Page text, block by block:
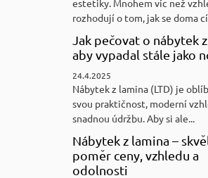
estetiky. Mnohem víc než
rozhodují o tom, jak se doma
Jak pečovat o nábytek
aby vypadal stále jako
24.4.2025
Nábytek z lamina (LTD) je
svou praktičnost, moderní
snadnou údržbu. Aby si ale...
Nábytek z lamina –
poměr ceny, vzhledu a
odolnosti